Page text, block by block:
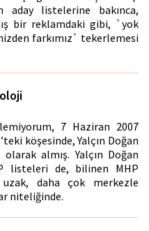
aday listelerine bakınca,
bir reklamdaki gibi, `yok
farkımız` tekerlemesi
7 Haziran 2007
köşesinde, Yalçın Doğan
olarak almış. Yalçın Doğan
listeleri de, bilinen MHP
uzak, daha çok merkezle
niteliğinde.